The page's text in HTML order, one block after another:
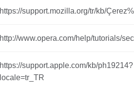
https://support.mozilla.org/tr/kb/
http://www.opera.com/help/tutorials/
https://support.apple.com/kb/ph19214?
locale=tr_TR